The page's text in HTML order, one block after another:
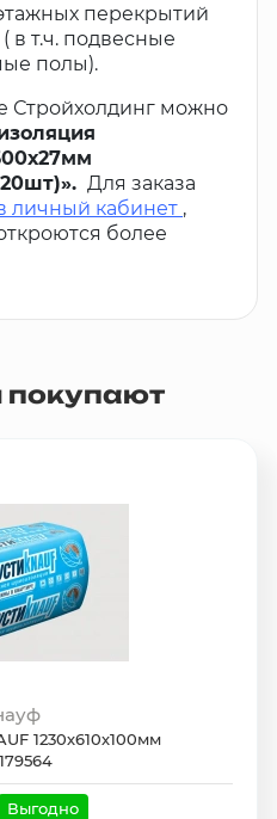
перекрытий
в т.ч. подвесные
полы).
Стройхолдинг можно
Для заказа
личный кабинет ,
более
покупают
1230х610х100мм
Выгодно